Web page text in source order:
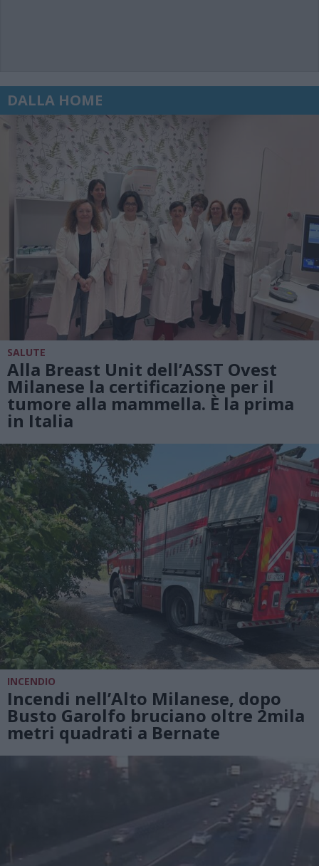
DALLA HOME
SALUTE
Alla Breast Unit dell’ASST Ovest
Milanese la certificazione per il
tumore alla mammella. È la prima
in Italia
INCENDIO
Incendi nell’Alto Milanese, dopo
Busto Garolfo bruciano oltre 2mila
metri quadrati a Bernate